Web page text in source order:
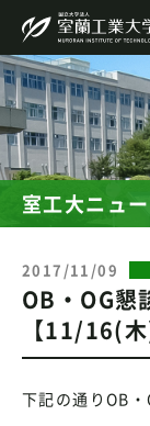
室工大ニュ
2017/11/09
OB・OG懇
【11/16(木
下記の通りOB・